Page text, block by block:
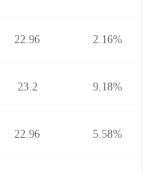
22.96 2.16%
23.2 9.18%
22.96 5.58%